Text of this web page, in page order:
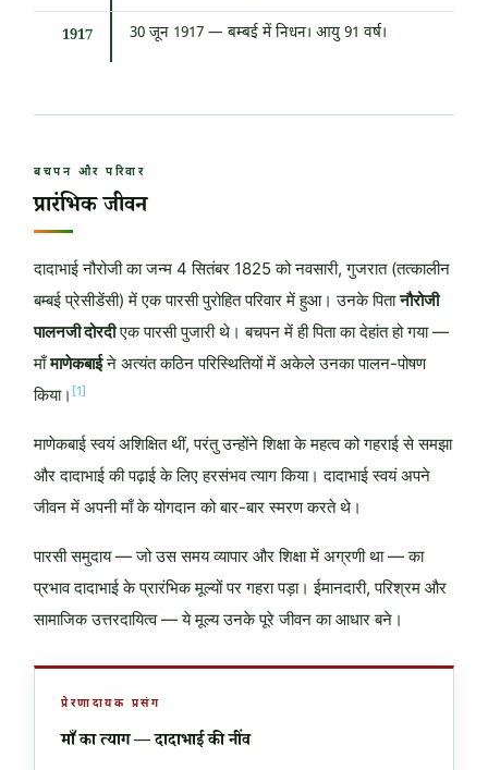
1917 30 जून 1917 — बम्बई में निधन। आयु 91 वर्ष।
बचपन और परिवार
प्रारंभिक जीवन
दादाभाई नौरोजी का जन्म 4 सितंबर 1825 को नवसारी, गुजरात (तत्कालीन
बम्बई प्रेसीडेंसी) में एक पारसी पुरोहित परिवार में हुआ। उनके पितानौरोजी
पालनजी दोरदीएक पारसी पुजारी थे। बचपन में ही पिता का देहांत हो गया —
माँमाणेकबाईने अत्यंत कठिन परिस्थितियों में अकेले उनका पालन-पोषण
किया। [1]
माणेकबाई स्वयं अशिक्षित थीं, परंतु उन्होंने शिक्षा के महत्व को गहराई से समझा
और दादाभाई की पढ़ाई के लिए हरसंभव त्याग किया। दादाभाई स्वयं अपने
जीवन में अपनी माँ के योगदान को बार-बार स्मरण करते थे।
पारसी समुदाय — जो उस समय व्यापार और शिक्षा में अग्रणी था — का
प्रभाव दादाभाई के प्रारंभिक मूल्यों पर गहरा पड़ा। ईमानदारी, परिश्रम और
सामाजिक उत्तरदायित्व — ये मूल्य उनके पूरे जीवन का आधार बने।
प्रेरणादायक प्रसंग
माँ का त्याग — दादाभाई की नींव